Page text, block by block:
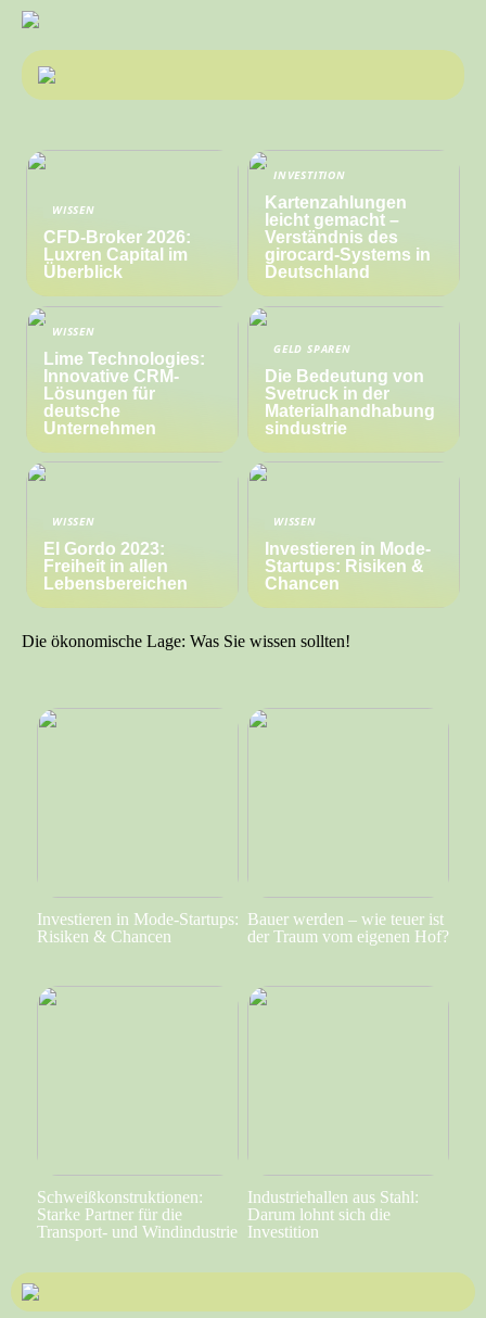
WISSEN
CFD-Broker 2026:
Luxren Capital im
Überblick
INVESTITION
Kartenzahlungen
leicht gemacht –
Verständnis des
girocard-Systems in
Deutschland
WISSEN
Lime Technologies:
Innovative CRM-
Lösungen für
deutsche
Unternehmen
GELD SPAREN
Die Bedeutung von
Svetruck in der
Materialhandhabung
sindustrie
WISSEN
El Gordo 2023:
Freiheit in allen
Lebensbereichen
WISSEN
Investieren in Mode-
Startups: Risiken &
Chancen
Die ökonomische Lage: Was Sie wissen sollten!
Investieren in Mode-Startups:
Risiken & Chancen
Bauer werden – wie teuer ist
der Traum vom eigenen Hof?
Schweißkonstruktionen:
Starke Partner für die
Transport- und Windindustrie
Industriehallen aus Stahl:
Darum lohnt sich die
Investition